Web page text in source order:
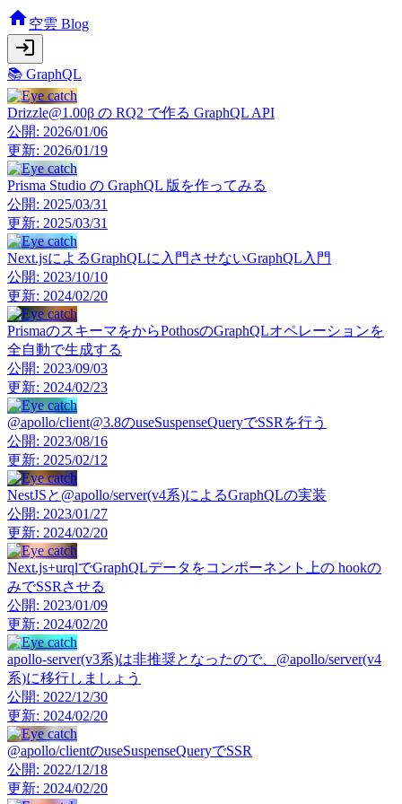
空雲 Blog
📚 GraphQL
Drizzle@1.00β の RQ2 で作る GraphQL API
公開: 2026/01/06
更新: 2026/01/19
Prisma Studio の GraphQL 版を作ってみる
公開: 2025/03/31
更新: 2025/03/31
Next.jsによるGraphQLに入門させないGraphQL入門
公開: 2023/10/10
更新: 2024/02/20
PrismaのスキーマをからPothosのGraphQLオペレーションを
全自動で生成する
公開: 2023/09/03
更新: 2024/02/23
@apollo/client@3.8のuseSuspenseQueryでSSRを行う
公開: 2023/08/16
更新: 2025/02/12
NestJSと@apollo/server(v4系)によるGraphQLの実装
公開: 2023/01/27
更新: 2024/02/20
Next.js+urqlでGraphQLデータをコンポーネント上の hookの
みでSSRさせる
公開: 2023/01/09
更新: 2024/02/20
apollo-server(v3系)は非推奨となったので、@apollo/server(v4
系)に移行しましょう
公開: 2022/12/30
更新: 2024/02/20
@apollo/clientのuseSuspenseQueryでSSR
公開: 2022/12/18
更新: 2024/02/20